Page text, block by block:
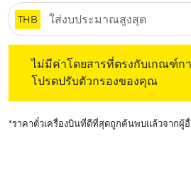
THB
ไม่มีค่าโดยสารที่ตรงกับเกณฑ์ก
โปรดปรับตัวกรองของคุณ
*ราคาตั๋วเครื่องบินที่ดีที่สุดถูกค้นพบแล้วจากผู้